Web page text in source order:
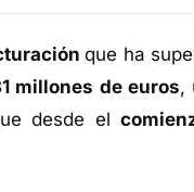
que ha
millones de euros,
desde el